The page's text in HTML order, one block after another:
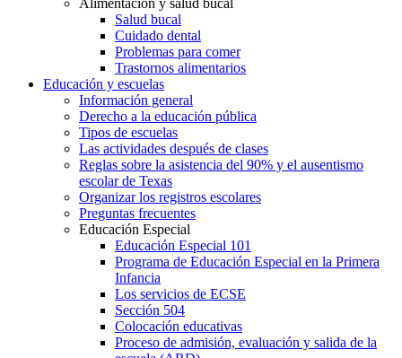
Salud bucal
Cuidado dental
Problemas para comer
Trastornos alimentarios
Educación y escuelas
Información general
Derecho a la educación pública
Tipos de escuelas
Las actividades después de clases
Reglas sobre la asistencia del 90% y el ausentismo
escolar de Texas
Organizar los registros escolares
Preguntas frecuentes
Educación Especial
Educación Especial 101
Programa de Educación Especial en la Primera
Infancia
Los servicios de ECSE
Sección 504
Colocación educativas
Proceso de admisión, evaluación y salida de la